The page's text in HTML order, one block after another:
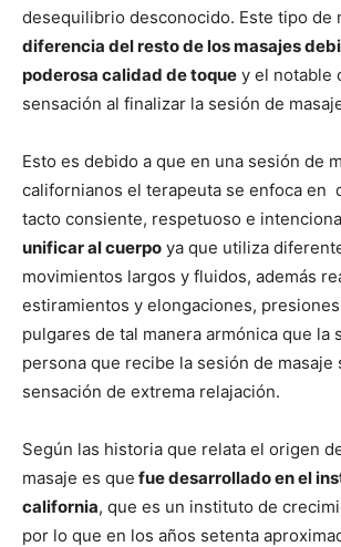
desequilibrio desconocido. Este tipo de
diferencia del resto de los masajes
poderosa calidad de toque y el notable
sensación al finalizar la sesión de
Esto es debido a que en una sesión de
californianos el terapeuta se enfoca en
tacto consiente, respetuoso e
unificar al cuerpo ya que utiliza
movimientos largos y fluidos, además
estiramientos y elongaciones,
pulgares de tal manera armónica que la
persona que recibe la sesión de masaje
sensación de extrema relajación.
Según las historia que relata el origen
masaje es que fue desarrollado en el
california, que es un instituto de
por lo que en los años setenta